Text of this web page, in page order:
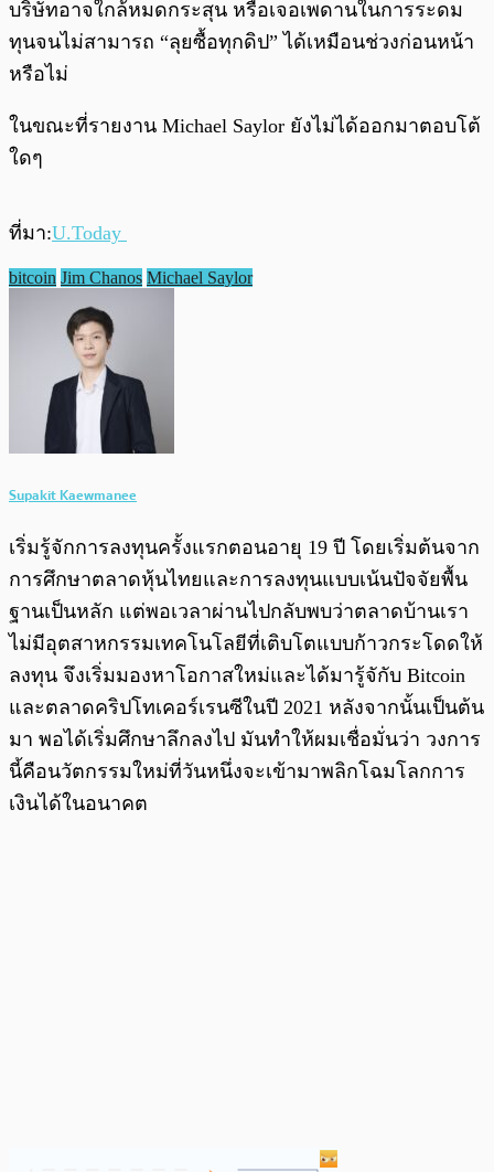
บริษัทอาจใกล้หมดกระสุน หรือเจอเพดานในการระดม
ทุนจนไม่สามารถ “ลุยซื้อทุกดิป” ได้เหมือนช่วงก่อนหน้า
หรือไม่
ในขณะที่รายงาน Michael Saylor ยังไม่ได้ออกมาตอบโต้
ใดๆ
ที่มา:U.Today
bitcoin Jim Chanos Michael Saylor
Supakit Kaewmanee
เริ่มรู้จักการลงทุนครั้งแรกตอนอายุ 19 ปี โดยเริ่มต้นจาก
การศึกษาตลาดหุ้นไทยและการลงทุนแบบเน้นปัจจัยพื้น
ฐานเป็นหลัก แต่พอเวลาผ่านไปกลับพบว่าตลาดบ้านเรา
ไม่มีอุตสาหกรรมเทคโนโลยีที่เติบโตแบบก้าวกระโดดให้
ลงทุน จึงเริ่มมองหาโอกาสใหม่และได้มารู้จักับ Bitcoin
และตลาดคริปโทเคอร์เรนซีในปี 2021 หลังจากนั้นเป็นต้น
มา พอได้เริ่มศึกษาลึกลงไป มันทำให้ผมเชื่อมั่นว่า วงการ
นี้คือนวัตกรรมใหม่ที่วันหนึ่งจะเข้ามาพลิกโฉมโลกการ
เงินได้ในอนาคต